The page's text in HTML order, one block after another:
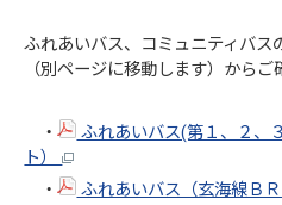
ふれあいバス、コミュニティバス
（別ページに移動します）からご
・
ふれあいバス(第１、２、
ト）
・
ふれあいバス（玄海線Ｂ